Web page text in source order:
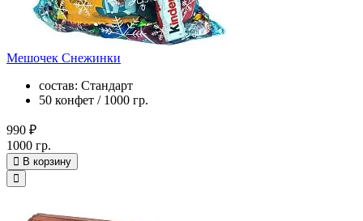
Мешочек Снежинки
состав: Стандарт
50 конфет / 1000 гр.
990 ₽
1000 гр.
В корзину